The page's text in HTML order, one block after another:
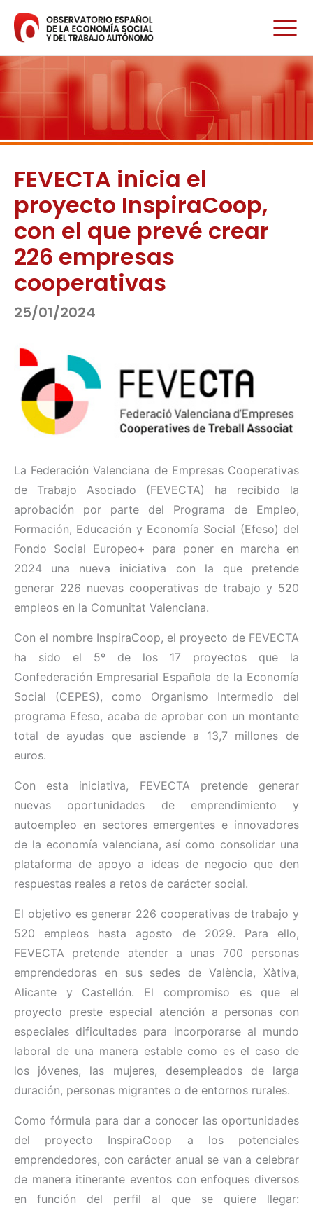
contenido
FEVECTA inicia el
proyecto InspiraCoop,
con el que prevé crear
226 empresas
cooperativas
25/01/2024
La Federación Valenciana de Empresas Cooperativas
de Trabajo Asociado (FEVECTA) ha recibido la
aprobación por parte del Programa de Empleo,
Formación, Educación y Economía Social (Efeso) del
Fondo Social Europeo+ para poner en marcha en
2024 una nueva iniciativa con la que pretende
generar 226 nuevas cooperativas de trabajo y 520
empleos en la Comunitat Valenciana.
Con el nombre InspiraCoop, el proyecto de FEVECTA
ha sido el 5º de los 17 proyectos que la
Confederación Empresarial Española de la Economía
Social (CEPES), como Organismo Intermedio del
programa Efeso, acaba de aprobar con un montante
total de ayudas que asciende a 13,7 millones de
euros.
Con esta iniciativa, FEVECTA pretende generar
nuevas oportunidades de emprendimiento y
autoempleo en sectores emergentes e innovadores
de la economía valenciana, así como consolidar una
plataforma de apoyo a ideas de negocio que den
respuestas reales a retos de carácter social.
El objetivo es generar 226 cooperativas de trabajo y
520 empleos hasta agosto de 2029. Para ello,
FEVECTA pretende atender a unas 700 personas
emprendedoras en sus sedes de València, Xàtiva,
Alicante y Castellón. El compromiso es que el
proyecto preste especial atención a personas con
especiales dificultades para incorporarse al mundo
laboral de una manera estable como es el caso de
los jóvenes, las mujeres, desempleados de larga
duración, personas migrantes o de entornos rurales.
Como fórmula para dar a conocer las oportunidades
del proyecto InspiraCoop a los potenciales
emprendedores, con carácter anual se van a celebrar
de manera itinerante eventos con enfoques diversos
en función del perfil al que se quiere llegar: